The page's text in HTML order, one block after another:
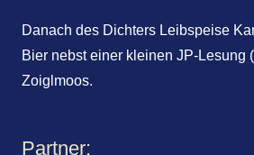
Danach des Dichters Leibspeise
Bier nebst einer kleinen JP-Lesung
Zoiglmoos.
Partner: